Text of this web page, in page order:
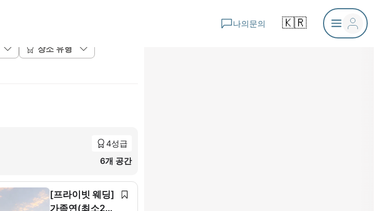
나의문의 🇰🇷
장소 유형
4성급
6개 공간
[프라이빗 웨딩]
가족연(최소20~